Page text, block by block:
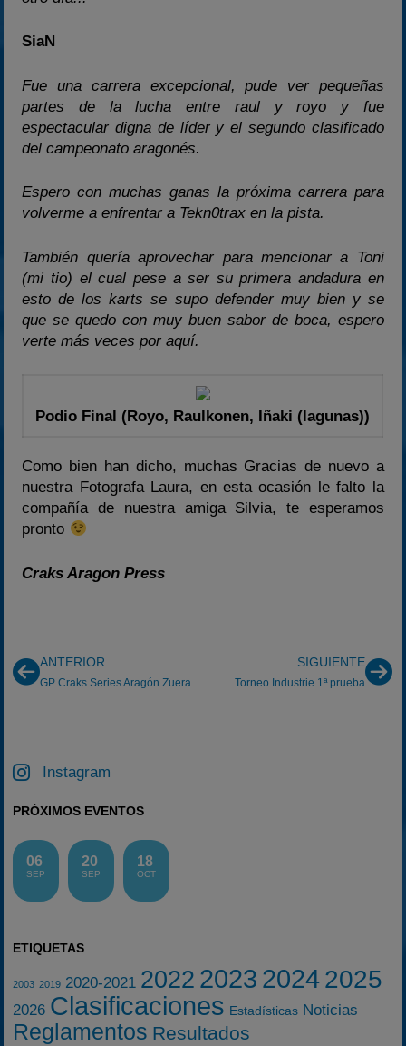
SiaN
Fue una carrera excepcional, pude ver pequeñas
partes de la lucha entre raul y royo y fue
espectacular digna de líder y el segundo clasificado
del campeonato aragonés.
Espero con muchas ganas la próxima carrera para
volverme a enfrentar a Tekn0trax en la pista.
También quería aprovechar para mencionar a Toni
(mi tio) el cual pese a ser su primera andadura en
esto de los karts se supo defender muy bien y se
que se quedo con muy buen sabor de boca, espero
verte más veces por aquí.
Podio Final (Royo, Raulkonen, Iñaki (lagunas))
Como bien han dicho, muchas Gracias de nuevo a
nuestra Fotografa Laura, en esta ocasión le falto la
compañía de nuestra amiga Silvia, te esperamos
pronto
Craks Aragon Press
ANTERIOR
GP Craks Series Aragón Zuera 30/9/2007
SIGUIENTE
Torneo Industrie 1ª prueba
Instagram
PRÓXIMOS EVENTOS
06
SEP
20
SEP
18
OCT
ETIQUETAS
2003 2019 2020-2021 2022 2023 20242025
2026 Clasificaciones Estadísticas Noticias
Reglamentos Resultados